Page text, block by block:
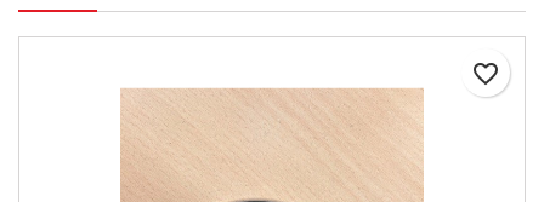
favorite_border